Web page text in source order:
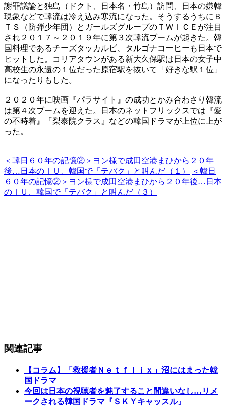
謝罪議論と独島（ドクト、日本名・竹島）訪問、日本の嫌韓
現象などで韓流は冷え込み寒流になった。そうするうちにＢ
ＴＳ（防弾少年団）とガールズグループのＴＷＩＣＥが注目
され２０１７～２０１９年に第３次韓流ブームが起きた。韓
国料理であるチーズタッカルビ、タルゴナコーヒーも日本で
ヒットした。コリアタウンがある新大久保駅は日本の女子中
高校生の永遠の１位だった原宿駅を抜いて「好きな駅１位」
になったりもした。
２０２０年に映画『パラサイト』の成功とかみ合わさり韓流
は第４次ブームを迎えた。日本のネットフリックスでは『愛
の不時着』『梨泰院クラス』などの韓国ドラマが上位に上が
った。
＜韓日６０年の記憶②＞ヨン様で成田空港まひから２０年
後…日本のＩＵ、韓国で「テバク」と叫んだ（１）
＜韓日
６０年の記憶②＞ヨン様で成田空港まひから２０年後…日本
のＩＵ、韓国で「テバク」と叫んだ（３）
関連記事
【コラム】「救援者Ｎｅｔｆｌｉｘ」沼にはまった韓
国ドラマ
今回は日本の視聴者を魅了すること間違いなし…リメ
ークされる韓国ドラマ『ＳＫＹキャッスル』